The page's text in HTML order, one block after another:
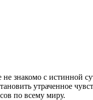
знакомо с истинной
утраченное
по всему миру.